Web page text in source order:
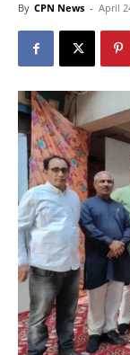
By CPN News - April